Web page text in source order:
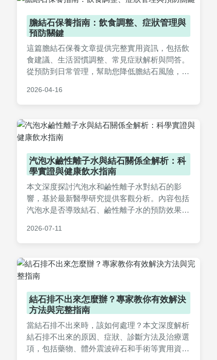
膽結石保養指南：飲食調整、症狀管理與
預防關鍵
這篇膽結石保養文章提供完整實用資訊，包括飲
食建議、生活習慣調整、常見症狀解析與問答。
從預防到日常管理，幫助您降低膽結石風險，改
2026-04-16
汽泡水鹼性離子水與結石關係全解析：科
學實證與健康飲水指南
本文深度探討汽泡水和鹼性離子水對結石的影
響，基於最新醫學研究提供客觀分析。內容包括
汽泡水是否導致結石、鹼性離子水的預防效果、
選擇，避免健康風險。
2026-07-11
結石排不出來怎麼辦？專家教你有效解決
方法與完整指南
當結石排不出來時，該如何處理？本文深度解析
結石排不出來的原因、症狀、診斷方法及治療選
項，包括藥物、體外震波碎石和手術等實用資